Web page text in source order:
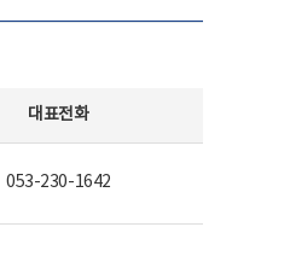
대표전화
053-230-1642